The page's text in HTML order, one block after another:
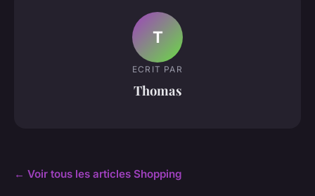
T
ECRIT PAR
Thomas
← Voir tous les articles Shopping